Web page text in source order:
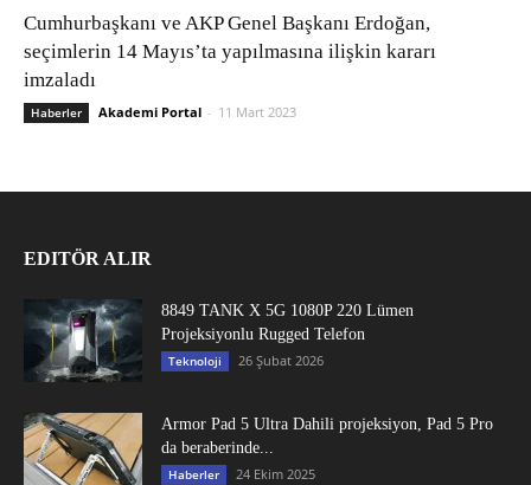
Cumhurbaşkanı ve AKP Genel Başkanı Erdoğan,
seçimlerin 14 Mayıs’ta yapılmasına ilişkin kararı
imzaladı
Haberler Akademi Portal - 11 Mart 2023
EDITÖR ALIR
8849 TANK X 5G 1080P 220 Lümen
Projeksiyonlu Rugged Telefon
Teknoloji 26 Şubat 2026
Armor Pad 5 Ultra Dahili projeksiyon, Pad 5 Pro
da beraberinde...
Haberler 24 Ekim 2025